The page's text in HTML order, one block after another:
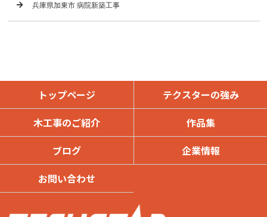
兵庫県加東市 病院新築工事
トップページ
テクスターの強み
木工事のご紹介
作品集
ブログ
企業情報
お問い合わせ